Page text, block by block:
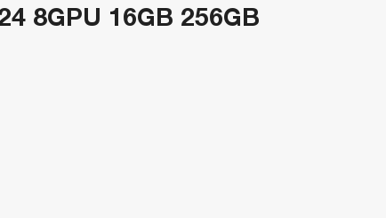
8GPU 16GB 256GB